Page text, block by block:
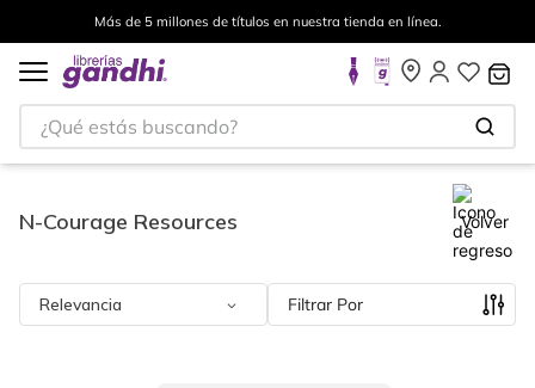
Más de 5 millones de títulos en nuestra tienda en línea.
¿Qué estás buscando?
N-Courage Resources Volver
Relevancia Filtrar